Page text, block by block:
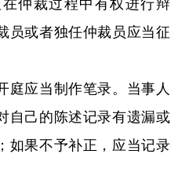
裁过程中有权进行辩
员或者独任仲裁员应当征
应当制作笔录。当事人
自己的陈述记录有遗漏或
如果不予补正，应当记录